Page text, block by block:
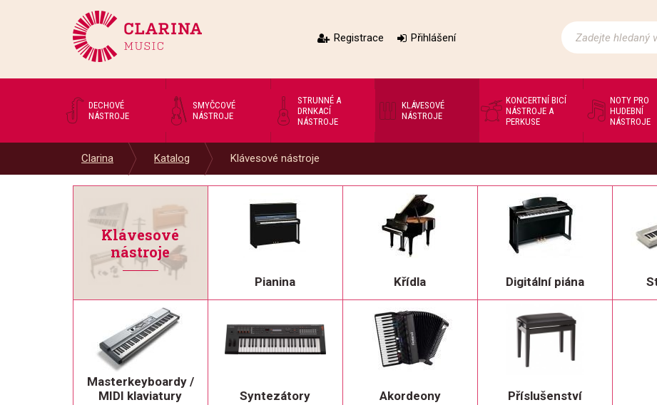
Registrace Přihlášení
DECHOVÉ
NÁSTROJE
SMYČCOVÉ
NÁSTROJE
STRUNNÉ A
DRNKACÍ
NÁSTROJE
KLÁVESOVÉ
NÁSTROJE
KONCERTNÍ BICÍ
NÁSTROJE A
PERKUSE
NOTY PRO
HUDEBNÍ
NÁSTROJE
Clarina Katalog Klávesové nástroje
Klávesové
nástroje
Pianina Křídla Digitální piána
Masterkeyboardy /
MIDI klaviatury
Syntezátory Akordeony Příslušenství